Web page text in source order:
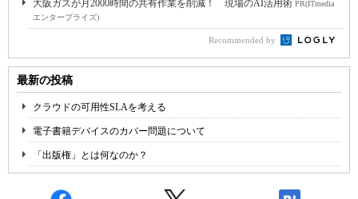
大阪ガスが月2000時間の共有作業を削減！ 現場のAI活用術 PR(ITmedia
エンタープライズ)
Recommended by
最新の投稿
クラウドの可用性SLAを考える
電子書籍デバイスのカバー問題について
「出版権」とは何なのか？